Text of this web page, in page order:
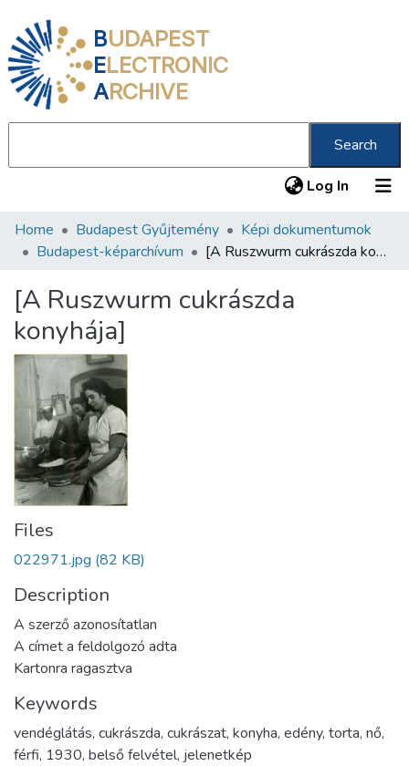
BUDAPEST
ELECTRONIC
ARCHIVE
Search
Log In (current)
Communities & Collections
Statistics
About us
Home Budapest Gyűjtemény
Képi dokumentumok
Budapest-képarchívum
[A Ruszwurm cukrászda konyhája]
[A Ruszwurm cukrászda
konyhája]
Files
022971.jpg (82 KB)
Description
A szerző azonosítatlan
A címet a feldolgozó adta
Kartonra ragasztva
Keywords
vendéglátás, cukrászda, cukrászat, konyha, edény, torta, nő,
férfi, 1930, belső felvétel, jelenetkép